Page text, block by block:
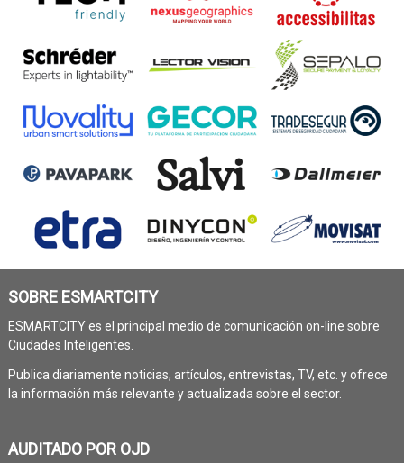
SOBRE ESMARTCITY
ESMARTCITY es el principal medio de comunicación on-line sobre
Ciudades Inteligentes.
Publica diariamente noticias, artículos, entrevistas, TV, etc. y ofrece
la información más relevante y actualizada sobre el sector.
AUDITADO POR OJD